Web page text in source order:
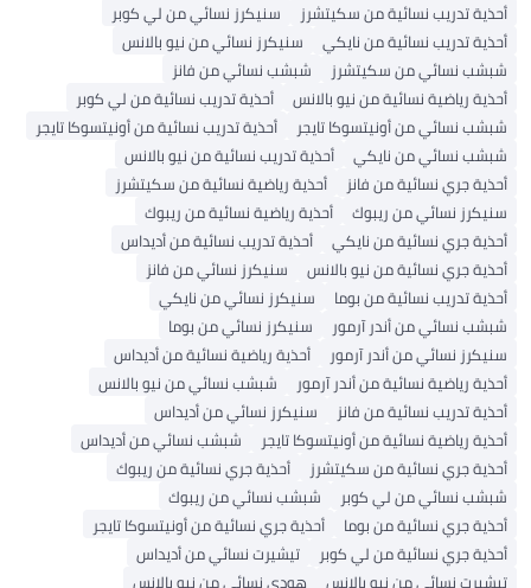
أحذية تدريب نسائية من سكيتشرز
سنيكرز نسائي من لي كوبر
أحذية تدريب نسائية من نايكي
سنيكرز نسائي من نيو بالانس
شبشب نسائي من سكيتشرز
شبشب نسائي من فانز
أحذية رياضية نسائية من نيو بالانس
أحذية تدريب نسائية من لي كوبر
شبشب نسائي من أونيتسوكا تايجر
أحذية تدريب نسائية من أونيتسوكا تايجر
شبشب نسائي من نايكي
أحذية تدريب نسائية من نيو بالانس
أحذية جري نسائية من فانز
أحذية رياضية نسائية من سكيتشرز
سنيكرز نسائي من ريبوك
أحذية رياضية نسائية من ريبوك
أحذية جري نسائية من نايكي
أحذية تدريب نسائية من أديداس
أحذية جري نسائية من نيو بالانس
سنيكرز نسائي من فانز
أحذية تدريب نسائية من بوما
سنيكرز نسائي من نايكي
شبشب نسائي من أندر آرمور
سنيكرز نسائي من بوما
سنيكرز نسائي من أندر آرمور
أحذية رياضية نسائية من أديداس
أحذية رياضية نسائية من أندر آرمور
شبشب نسائي من نيو بالانس
أحذية تدريب نسائية من فانز
سنيكرز نسائي من أديداس
أحذية رياضية نسائية من أونيتسوكا تايجر
شبشب نسائي من أديداس
أحذية جري نسائية من سكيتشرز
أحذية جري نسائية من ريبوك
شبشب نسائي من لي كوبر
شبشب نسائي من ريبوك
أحذية جري نسائية من بوما
أحذية جري نسائية من أونيتسوكا تايجر
أحذية جري نسائية من لي كوبر
تيشيرت نسائي من أديداس
تيشيرت نسائي من نيو بالانس
هودي نسائي من نيو بالانس